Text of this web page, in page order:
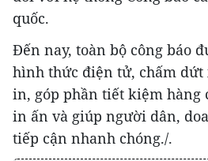
quốc.
Đến nay, toàn bộ công báo
hình thức điện tử, chấm dứt
in, góp phần tiết kiệm hàng
in ấn và giúp người dân,
tiếp cận nhanh chóng./.